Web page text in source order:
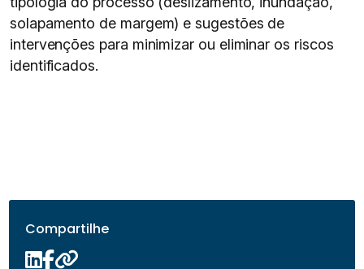
solapamento de margem) e sugestões de
intervenções para minimizar ou eliminar os riscos
identificados.
Compartilhe